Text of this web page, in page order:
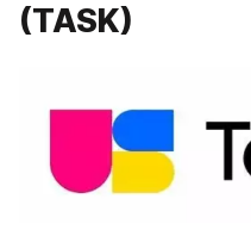
(TASK)